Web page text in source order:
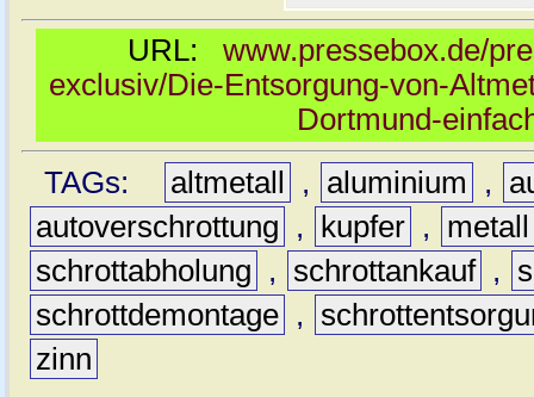
URL: www.pressebox.de/
exclusiv/Die-Entsorgung-von-
Dortmund-
TAGs:
altmetall , aluminium ,
autoverschrottung
, kupfer ,
metall
schrottabholung
, schrottankauf ,
schrottdemontage ,
zinn